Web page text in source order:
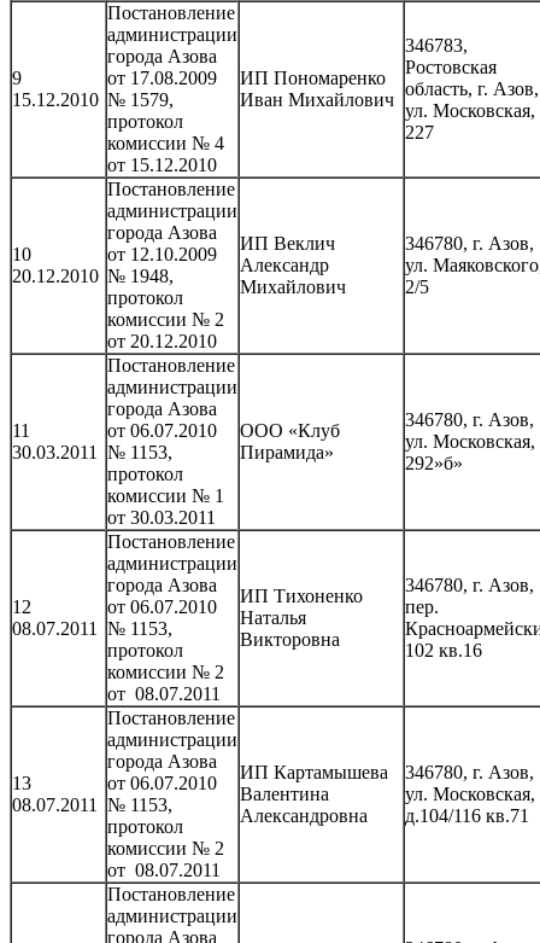
9
15.12.2010
Постановление
администрации
города Азова
от 17.08.2009
№ 1579,
протокол
комиссии № 4
от 15.12.2010
ИП Пономаренко
Иван Михайлович
346783,
Ростовская
область, г. Азов,
ул. Московская,
227
10
20.12.2010
Постановление
администрации
города Азова
от 12.10.2009
№ 1948,
протокол
комиссии № 2
от 20.12.2010
ИП Веклич
Александр
Михайлович
346780, г. Азов,
ул.
2/5
11
30.03.2011
Постановление
администрации
города Азова
от 06.07.2010
№ 1153,
протокол
комиссии № 1
от 30.03.2011
ООО «Клуб
Пирамида»
346780, г. Азов,
ул. Московская,
292»б»
12
08.07.2011
Постановление
администрации
города Азова
от 06.07.2010
№ 1153,
протокол
комиссии № 2
от 08.07.2011
ИП Тихоненко
Наталья
Викторовна
346780, г. Азов,
пер.
102 кв.16
13
08.07.2011
Постановление
администрации
города Азова
от 06.07.2010
№ 1153,
протокол
комиссии № 2
от 08.07.2011
ИП Картамышева
Валентина
Александровна
346780, г. Азов,
ул. Московская,
д.104/116 кв.71
Постановление
администрации
города Азова